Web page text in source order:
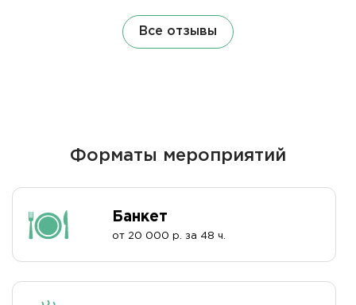
Все отзывы
Форматы мероприятий
Банкет
от 20 000 р. за 48 ч.